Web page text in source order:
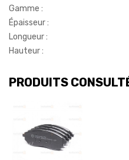
Gamme :
Épaisseur :
Longueur :
Hauteur :
PRODUITS